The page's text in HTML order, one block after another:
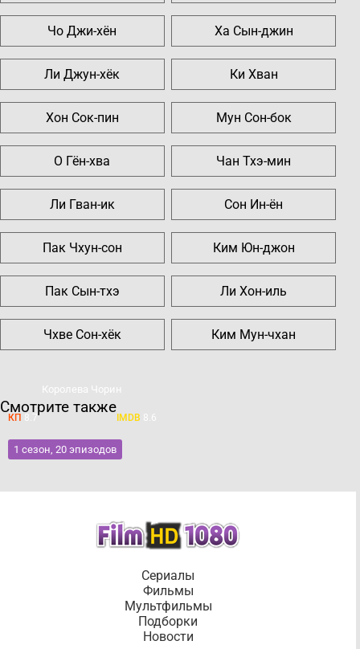
Чо Джи-хён Ха Сын-джин
Ли Джун-хёк Ки Хван
Хон Сок-пин Мун Сон-бок
О Гён-хва Чан Тхэ-мин
Ли Гван-ик Сон Ин-ён
Пак Чхун-сон Ким Юн-джон
Пак Сын-тхэ Ли Хон-иль
Чхве Сон-хёк Ким Мун-чхан
Смотрите также
1 сезон, 20 эпизодов
Королева Чорин
КП 8.7 IMDB 8.6
Сериалы
Фильмы
Мультфильмы
Подборки
Новости